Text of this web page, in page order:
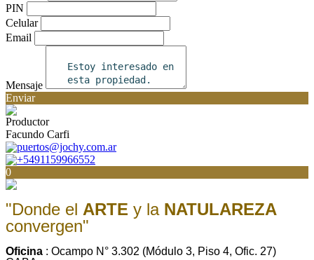
PIN
Celular
Email
Mensaje
Enviar
Productor
Facundo Carfi
puertos@jochy.com.ar
+5491159966552
0
"Donde el ARTE y la NATULAREZA
convergen"
Oficina : Ocampo N° 3.302 (Módulo 3, Piso 4, Ofic. 27)